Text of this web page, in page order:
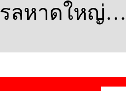
รลหาดใหญ่